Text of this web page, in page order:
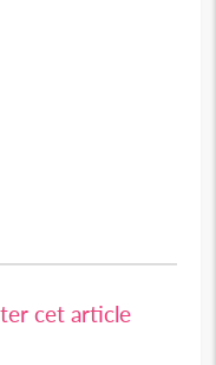
cet article